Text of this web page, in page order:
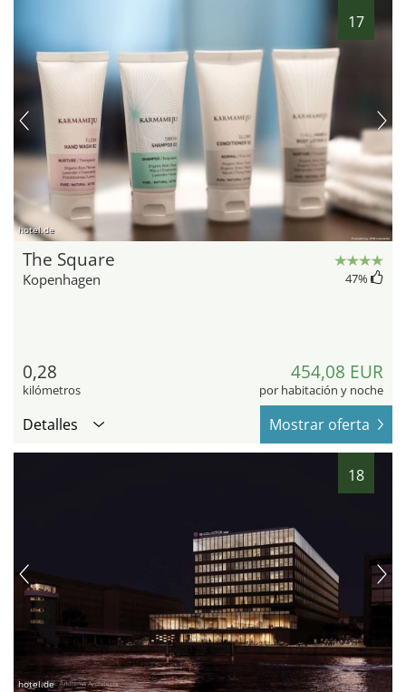
17
hotel.de
The Square
Kopenhagen 47%
0,28
kilómetros
454,08 EUR
por habitación y noche
Detalles Mostrar oferta
18
hotel.de